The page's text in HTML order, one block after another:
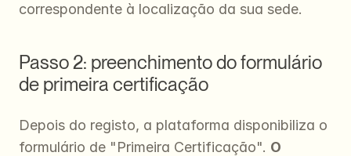
correspondente à localização da sua sede.
Passo 2: preenchimento do formulário
de primeira certificação
Depois do registo, a plataforma disponibiliza o
formulário de "Primeira Certificação". O